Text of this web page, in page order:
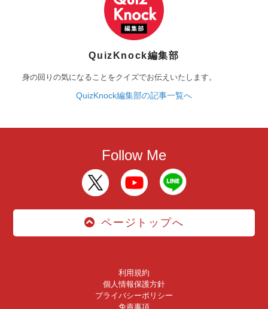
QuizKnock編集部
身の回りの気になることをクイズでお伝えいたします。
QuizKnock編集部の記事一覧へ
Follow Me
ページトップへ
利用規約
個人情報保護方針
プライバシーポリシー
免責事項